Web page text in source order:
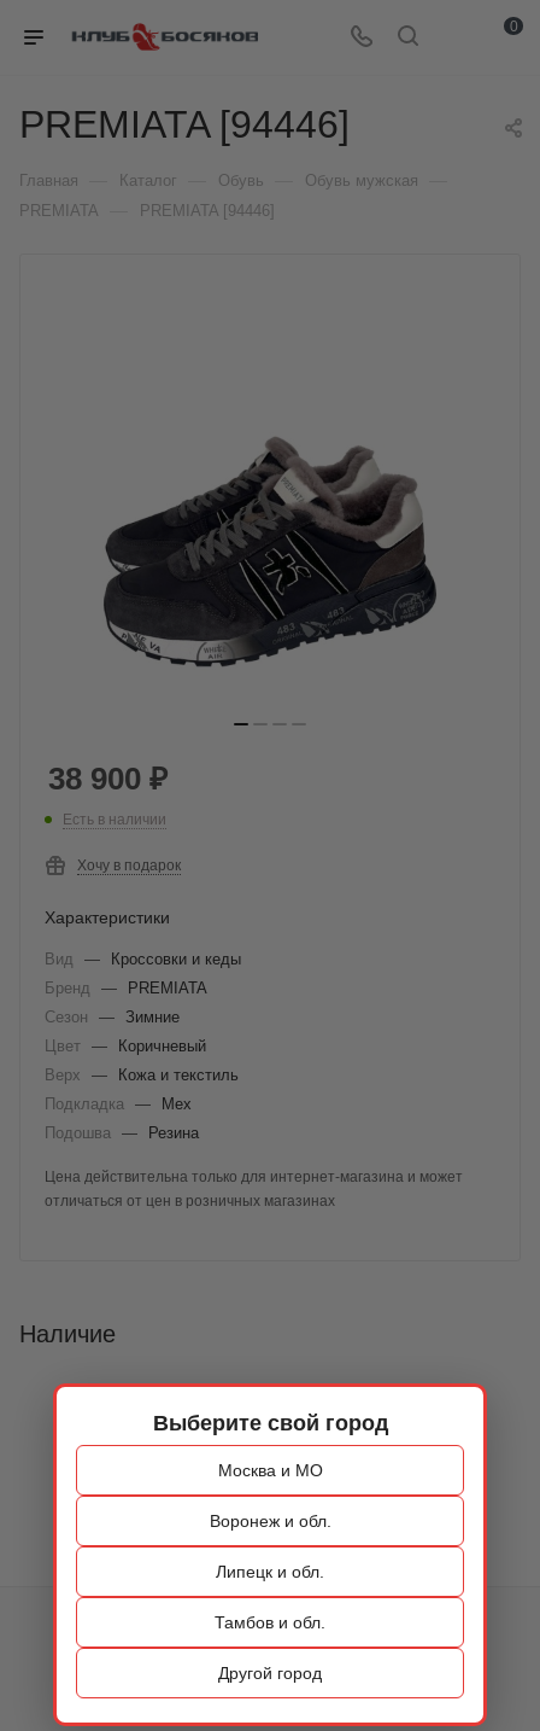
Выберите свой город
Москва и МО
Воронеж и обл.
Липецк и обл.
Тамбов и обл.
Другой город
0
PREMIATA [94446]
Главная Каталог Обувь Обувь мужская
PREMIATA PREMIATA [94446]
38 900 ₽
Есть в наличии
Хочу в подарок
Характеристики
Вид —
Кроссовки и кеды
Бренд
—
PREMIATA
Сезон
— Зимние
Цвет —
Коричневый
Верх
—
Кожа и текстиль
Подкладка
—
Мех
Подошва
— Резина
Цена действительна только для интернет-магазина и может
отличаться от цен в розничных магазинах
Наличие
КАТАЛОГ
ОБУВЬ
СУМКИ